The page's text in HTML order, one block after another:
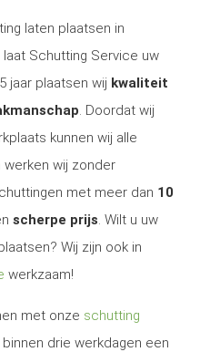
laten plaatsen in
Schutting Service uw
jaar plaatsen wij kwaliteit
. Doordat wij
kunnen wij alle
wij zonder
met meer dan 10
scherpe prijs. Wilt u uw
Wij zijn ook in
werkzaam!
met onze schutting
drie werkdagen een